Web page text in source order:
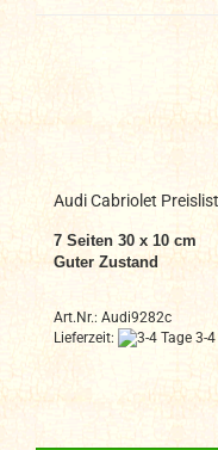
Audi Cabriolet
7 Seiten 30 x 10 cm
Guter Zustand
Art.Nr.: Audi9282c
Lieferzeit:
3-4